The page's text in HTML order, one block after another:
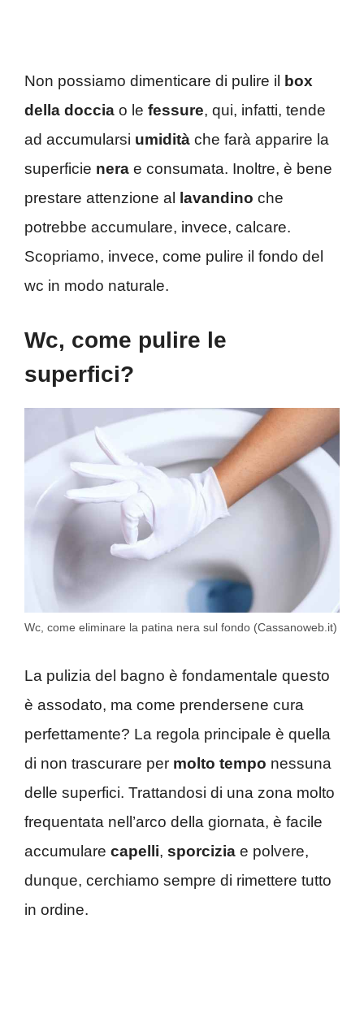
Non possiamo dimenticare di pulire il box
della doccia o le fessure, qui, infatti, tende
ad accumularsi umidità che farà apparire la
superficie nera e consumata. Inoltre, è bene
prestare attenzione al lavandino che
potrebbe accumulare, invece, calcare.
Scopriamo, invece, come pulire il fondo del
wc in modo naturale.
Wc, come pulire le
superfici?
Wc, come eliminare la patina nera sul fondo (Cassanoweb.it)
La pulizia del bagno è fondamentale questo
è assodato, ma come prendersene cura
perfettamente? La regola principale è quella
di non trascurare per molto tempo nessuna
delle superfici. Trattandosi di una zona molto
frequentata nell’arco della giornata, è facile
accumulare capelli, sporcizia e polvere,
dunque, cerchiamo sempre di rimettere tutto
in ordine.